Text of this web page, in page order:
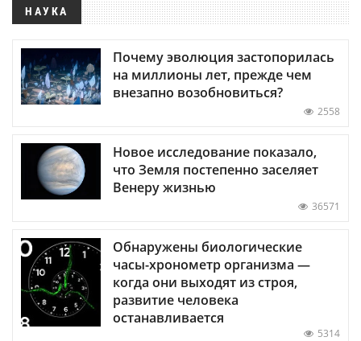
НАУКА
Почему эволюция застопорилась
на миллионы лет, прежде чем
внезапно возобновиться?
2558
Новое исследование показало,
что Земля постепенно заселяет
Венеру жизнью
36571
Обнаружены биологические
часы-хронометр организма —
когда они выходят из строя,
развитие человека
останавливается
5314